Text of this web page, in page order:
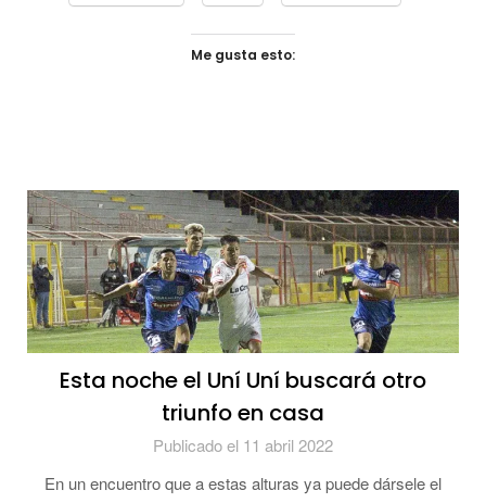
Me gusta esto:
Esta noche el Uní Uní buscará otro
triunfo en casa
Publicado el 11 abril 2022
En un encuentro que a estas alturas ya puede dársele el